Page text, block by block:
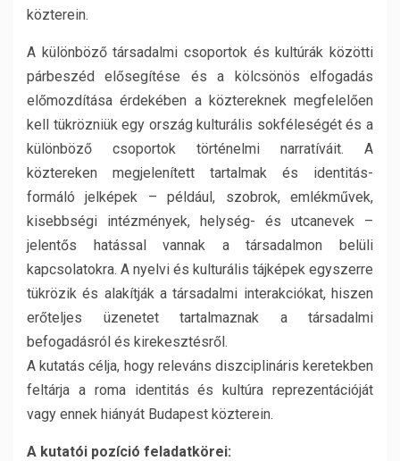
közterein.
A különböző társadalmi csoportok és kultúrák közötti
párbeszéd elősegítése és a kölcsönös elfogadás
előmozdítása érdekében a köztereknek megfelelően
kell tükrözniük egy ország kulturális sokféleségét és a
különböző csoportok történelmi narratíváit. A
köztereken megjelenített tartalmak és identitás-
formáló jelképek – például, szobrok, emlékművek,
kisebbségi intézmények, helység- és utcanevek –
jelentős hatással vannak a társadalmon belüli
kapcsolatokra. A nyelvi és kulturális tájképek egyszerre
tükrözik és alakítják a társadalmi interakciókat, hiszen
erőteljes üzenetet tartalmaznak a társadalmi
befogadásról és kirekesztésről.
A kutatás célja, hogy releváns diszciplináris keretekben
feltárja a roma identitás és kultúra reprezentációját
vagy ennek hiányát Budapest közterein.
A kutatói pozíció feladatkörei: